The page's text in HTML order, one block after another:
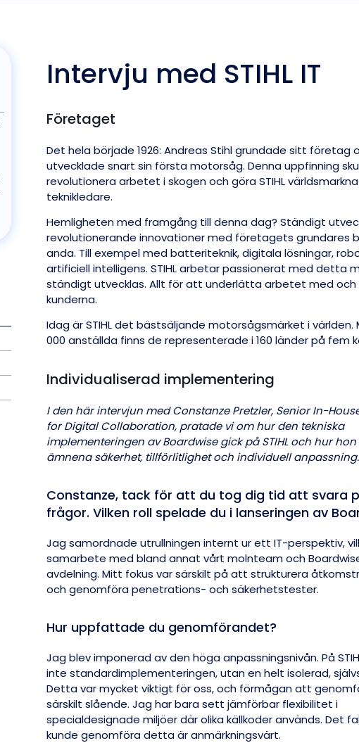
Intervju med STIHL IT
Företaget
Det hela började 1926: Andreas Stihl grundade sitt företag
utvecklade snart sin första motorsåg. Denna uppfinning
revolutionera arbetet i skogen och göra STIHL
teknikledare.
Hemligheten med framgång till denna dag? Ständigt
revolutionerande innovationer med företagets grundares
anda. Till exempel med batteriteknik, digitala lösningar,
artificiell intelligens. STIHL arbetar passionerat med detta
ständigt utvecklas. Allt för att underlätta arbetet med och
kunderna.
Idag är STIHL det bästsäljande motorsågsmärket i världen.
000 anställda finns de representerade i 160 länder på fem
Individualiserad implementering
I den här intervjun med Constanze Pretzler, Senior In-
for Digital Collaboration, pratade vi om hur den tekniska
implementeringen av Boardwise gick på STIHL och hur
ämnena säkerhet, tillförlitlighet och individuell anpassning.
Constanze, tack för att du tog dig tid att svara
frågor. Vilken roll spelade du i lanseringen av
Jag samordnade utrullningen internt ur ett IT-perspektiv,
samarbete med bland annat vårt molnteam och
avdelning. Mitt fokus var särskilt på att strukturera
och genomföra penetrations- och säkerhetstester.
Hur uppfattade du genomförandet?
Jag blev imponerad av den höga anpassningsnivån. På
inte standardimplementeringen, utan en helt isolerad,
Detta var mycket viktigt för oss, och förmågan att
särskilt slående. Jag har bara sett jämförbar flexibilitet i
specialdesignade miljöer där olika källkoder används. Det
kunde genomföra detta är anmärkningsvärt.